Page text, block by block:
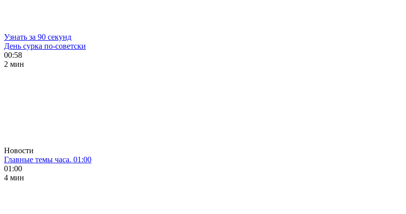
Узнать за 90 секунд
День сурка по-советски
00:58
2 мин
Новости
Главные темы часа. 01:00
01:00
4 мин